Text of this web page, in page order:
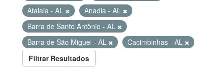
Atalaia - AL
Anadia - AL
Barra de Santo Antônio - AL
Barra de São Miguel - AL
Cacimbinhas - AL
Filtrar Resultados